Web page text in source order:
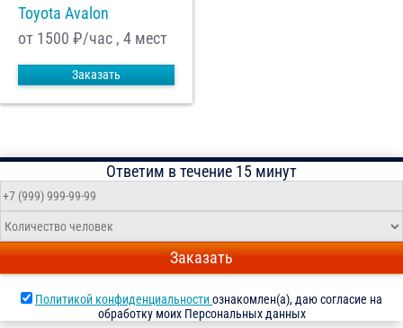
Toyota Avalon
от 1500 ₽/час , 4 мест
Заказать
Ответим в течение 15 минут
Заказать
Политикой конфиденциальностиознакомлен(а), даю согласие на
обработку моих Персональных данных